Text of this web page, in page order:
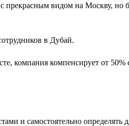
прекрасным видом на Москву, но
в Дубай.
компания компенсирует от 50%
и самостоятельно определять